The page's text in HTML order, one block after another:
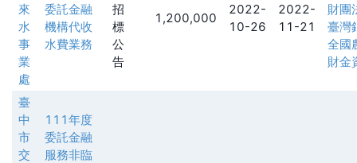
來
水
事
業
處
委託金融
機構代收
水費業務
招
標
公
告
1,200,000
2022-
10-26
2022-
11-21
財團
臺灣
全國
財金
臺
中
市
交
111年度
委託金融
服務非臨